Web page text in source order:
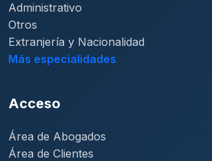
Administrativo
Otros
Extranjería y Nacionalidad
Más especialidades
Acceso
Área de Abogados
Área de Clientes